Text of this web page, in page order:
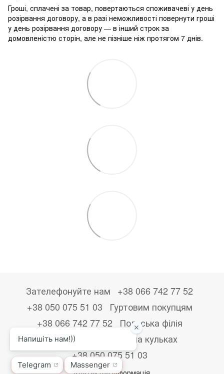
Гроші, сплачені за товар, повертаються споживачеві у день
розірвання договору, а в разі неможливості повернути гроші
у день розірвання договору — в інший строк за
домовленістю сторін, але не пізніше ніж протягом 7 днів.
Зателефонуйте нам
+38 066 742 77 52
+38 050 075 51 03
Гуртовим покупцям
+38 066 742 77 52
Польська філія
+48533867723
Друк на кульках
+38 050 075 51 03